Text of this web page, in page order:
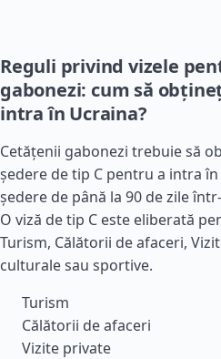
Reguli privind vizele
gabonezi: cum să
intra în Ucraina?
Cetățenii gabonezi trebuie să
ședere de tip C pentru a intra
ședere de până la 90 de zile
O viză de tip C este eliberată
Turism, Călătorii de afaceri,
culturale sau sportive.
Turism
Călătorii de afaceri
Vizite private